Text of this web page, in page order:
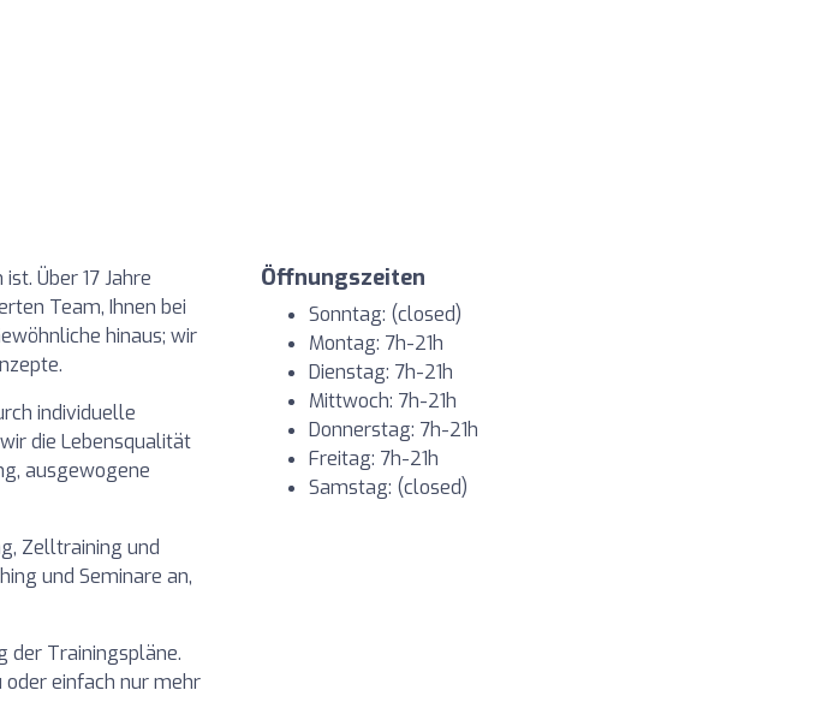
Über 17 Jahre
Team, Ihnen bei
hinaus; wir
individuelle
die Lebensqualität
ausgewogene
Zelltraining und
und Seminare an,
der Trainingspläne.
oder einfach nur mehr
Öffnungszeiten
Sonntag: (closed)
Montag: 7h-21h
Dienstag: 7h-21h
Mittwoch: 7h-21h
Donnerstag: 7h-21h
Freitag: 7h-21h
Samstag: (closed)